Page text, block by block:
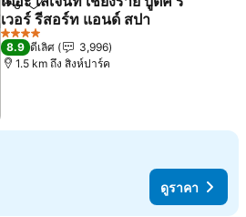
แชร์ เพิ่มในรายการโปรด
เวอร์ รีสอร์ท แอนด์ สปา
ดูราคา
4 ดาว
8.9 ดีเลิศ
3,996
1.5 km ถึง สิงห์ปาร์ค
ดูราคา